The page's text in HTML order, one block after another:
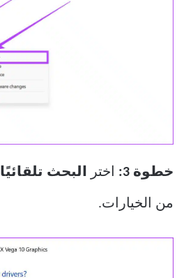
خطوة 3: اختر البحث تلقائيًا
من الخيارات.